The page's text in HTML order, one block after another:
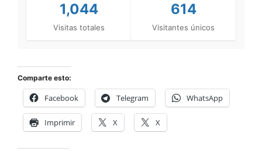
1,044
Visitas totales
614
Visitantes únicos
Comparte esto:
Facebook Telegram WhatsApp
Imprimir X X